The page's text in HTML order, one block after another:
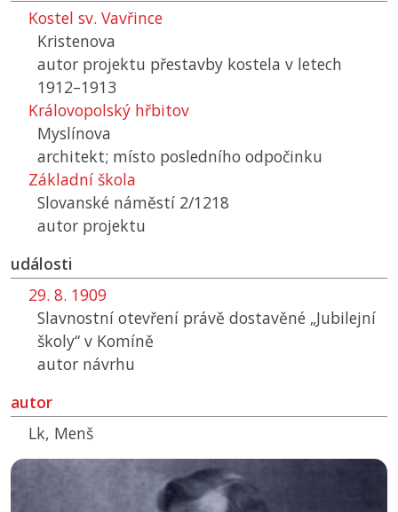
Kostel sv. Vavřince
Kristenova
autor projektu přestavby kostela v letech
1912–1913
Královopolský hřbitov
Myslínova
architekt; místo posledního odpočinku
Základní škola
Slovanské náměstí 2/1218
autor projektu
události
29. 8. 1909
Slavnostní otevření právě dostavěné „Jubilejní
školy“ v Komíně
autor návrhu
autor
Lk, Menš